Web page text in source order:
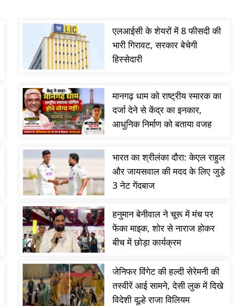
एलआईसी के शेयरों में 8 फीसदी की
भारी गिरावट, सरकार बेचेगी
हिस्सेदारी
मानगढ़ धाम को राष्ट्रीय स्मारक का
दर्जा देने से केंद्र का इनकार,
आधुनिक निर्माण को बताया वजह
भारत का श्रीलंका दौरा: केएल राहुल
और जायसवाल की मदद के लिए जुड़े
3 नेट गेंदबाज
हनुमान बेनीवाल ने चूरू में मंच पर
फेंका माइक, शोर से नाराज होकर
बीच में छोड़ा कार्यक्रम
जेनिफर विंगेट की हल्दी सेरेमनी की
तस्वीरें आई सामने, देसी लुक में दिखे
विदेशी दूल्हे राजा विलियम